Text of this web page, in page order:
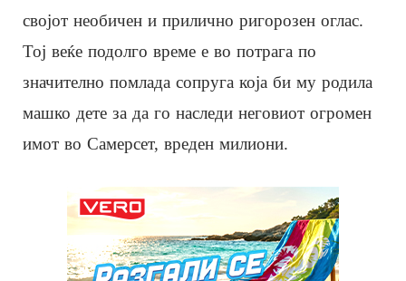
својот необичен и прилично ригорозен оглас.
Тој веќе подолго време е во потрага по
значително помлада сопруга која би му родила
машко дете за да го наследи неговиот огромен
имот во Самерсет, вреден милиони.